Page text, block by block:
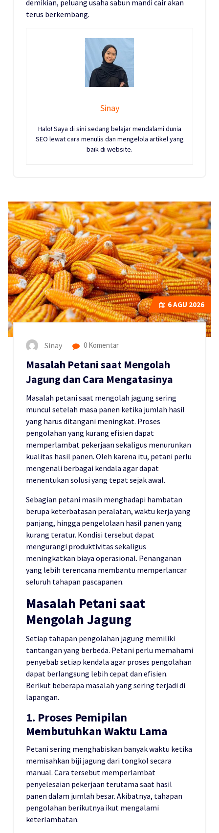
demikian, peluang usaha sabun mandi cair akan
terus berkembang.
Sinay
Halo! Saya di sini sedang belajar mendalami dunia
SEO lewat cara menulis dan mengelola artikel yang
baik di website.
6AGU 2026
Sinay 0 Komentar
Masalah Petani saat Mengolah
Jagung dan Cara Mengatasinya
Masalah petani saat mengolah jagung sering
muncul setelah masa panen ketika jumlah hasil
yang harus ditangani meningkat. Proses
pengolahan yang kurang efisien dapat
memperlambat pekerjaan sekaligus menurunkan
kualitas hasil panen. Oleh karena itu, petani perlu
mengenali berbagai kendala agar dapat
menentukan solusi yang tepat sejak awal.
Sebagian petani masih menghadapi hambatan
berupa keterbatasan peralatan, waktu kerja yang
panjang, hingga pengelolaan hasil panen yang
kurang teratur. Kondisi tersebut dapat
mengurangi produktivitas sekaligus
meningkatkan biaya operasional. Penanganan
yang lebih terencana membantu memperlancar
seluruh tahapan pascapanen.
Masalah Petani saat
Mengolah Jagung
Setiap tahapan pengolahan jagung memiliki
tantangan yang berbeda. Petani perlu memahami
penyebab setiap kendala agar proses pengolahan
dapat berlangsung lebih cepat dan efisien.
Berikut beberapa masalah yang sering terjadi di
lapangan.
1. Proses Pemipilan
Membutuhkan Waktu Lama
Petani sering menghabiskan banyak waktu ketika
memisahkan biji jagung dari tongkol secara
manual. Cara tersebut memperlambat
penyelesaian pekerjaan terutama saat hasil
panen dalam jumlah besar. Akibatnya, tahapan
pengolahan berikutnya ikut mengalami
keterlambatan.